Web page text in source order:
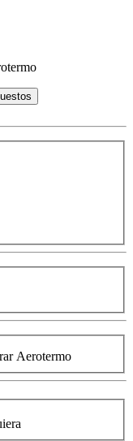
Aerotermo